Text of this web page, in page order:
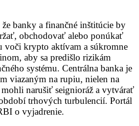
banky a finančné inštitúcie by
obchodovať alebo ponúkať
krypto aktívam a súkromne
aby sa predišlo rizikám
systému. Centrálna banka je
viazaným na rupiu, nielen na
narušiť seignioráž a vytvárať
trhových turbulencií. Portál
o vyjadrenie.